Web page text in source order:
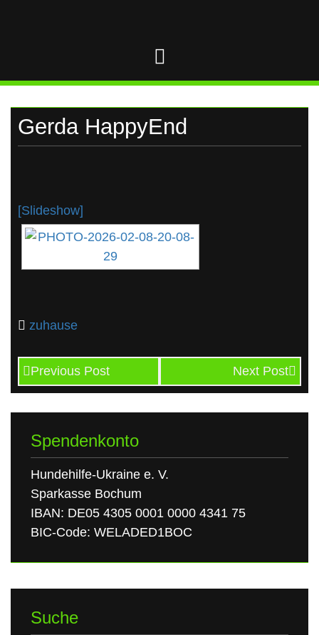
Gerda HappyEnd
[Slideshow]
zuhause
Previous Post Next Post
Spendenkonto
Hundehilfe-Ukraine e. V.
Sparkasse Bochum
IBAN: DE05 4305 0001 0000 4341 75
BIC-Code: WELADED1BOC
Suche